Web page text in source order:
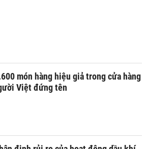
món hàng hiệu giả trong cửa hàng
Việt đứng tên